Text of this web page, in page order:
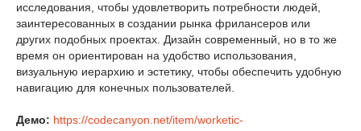
исследования, чтобы удовлетворить потребности людей,
заинтересованных в создании рынка фрилансеров или
других подобных проектах. Дизайн современный, но в то же
время он ориентирован на удобство использования,
визуальную иерархию и эстетику, чтобы обеспечить удобную
навигацию для конечных пользователей.
Демо: https://codecanyon.net/item/worketic-